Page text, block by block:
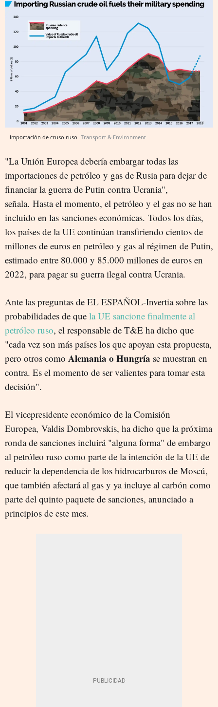
Importación de cruso ruso Transport & Environment
"La Unión Europea debería embargar todas las
importaciones de petróleo y gas de Rusia para dejar de
financiar la guerra de Putin contra Ucrania",
señala. Hasta el momento, el petróleo y el gas no se han
incluido en las sanciones económicas. Todos los días,
los países de la UE continúan transfiriendo cientos de
millones de euros en petróleo y gas al régimen de Putin,
estimado entre 80.000 y 85.000 millones de euros en
2022, para pagar su guerra ilegal contra Ucrania.
Ante las preguntas de EL ESPAÑOL-Invertia sobre las
probabilidades de que la UE sancione finalmente al
petróleo ruso, el responsable de T&E ha dicho que
"cada vez son más países los que apoyan esta propuesta,
pero otros como Alemania o Hungría se muestran en
contra. Es el momento de ser valientes para tomar esta
decisión".
El vicepresidente económico de la Comisión
Europea, Valdis Dombrovskis, ha dicho que la próxima
ronda de sanciones incluirá "alguna forma" de embargo
al petróleo ruso como parte de la intención de la UE de
reducir la dependencia de los hidrocarburos de Moscú,
que también afectará al gas y ya incluye al carbón como
parte del quinto paquete de sanciones, anunciado a
principios de este mes.